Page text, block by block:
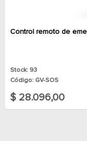
Control remoto de
Stock: 93
Código: GV-SOS
$ 28.096,00